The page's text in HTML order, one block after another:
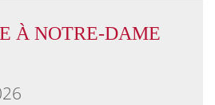
À NOTRE-DAME